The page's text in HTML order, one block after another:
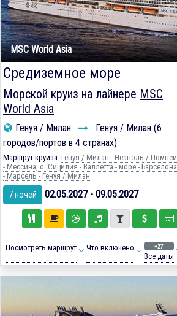
MSC World Asia
Средиземное море
Морской круиз на лайнере MSC
World Asia
Генуя / Милан
Генуя / Милан (6
городов/портов в 4 странах)
Маршрут круиза: Генуя / Милан - Неаполь / Помпеи
- Мессина, о. Сицилия - Валлетта - море - Барселона
- Марсель - Генуя / Милан
7 ночей 02.05.2027 - 09.05.2027
Посмотреть маршрут Что включено +27
Все даты